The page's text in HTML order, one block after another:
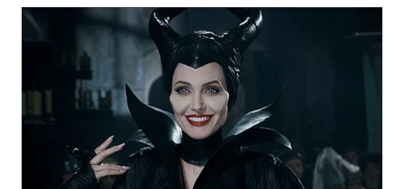
BOROBUDUR
MADURA
WN
SURABAYA